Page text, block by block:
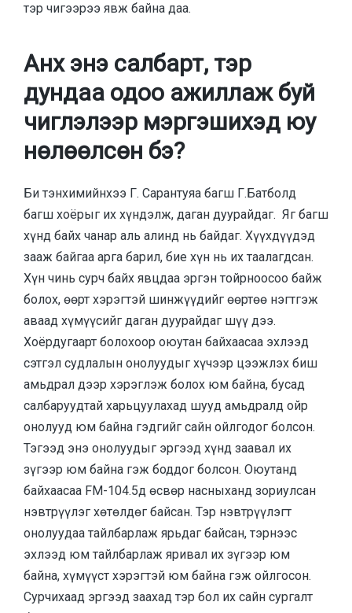
тэр чигээрээ явж байна даа.
Анх энэ салбарт, тэр
дундаа одоо ажиллаж буй
чиглэлээр мэргэшихэд юу
нөлөөлсөн бэ?
Би тэнхимийнхээ Г. Сарантуяа багш Г.Батболд
багш хоёрыг их хүндэлж, даган дуурайдаг. Яг багш
хүнд байх чанар аль алинд нь байдаг. Хүүхдүүдэд
зааж байгаа арга барил, бие хүн нь их таалагдсан.
Хүн чинь сурч байх явцдаа эргэн тойрноосоо байж
болох, өөрт хэрэгтэй шинжүүдийг өөртөө нэгтгэж
аваад хүмүүсийг даган дуурайдаг шүү дээ.
Хоёрдугаарт болохоор оюутан байхаасаа эхлээд
сэтгэл судлалын онолуудыг хүчээр цээжлэх биш
амьдрал дээр хэрэглэж болох юм байна, бусад
салбаруудтай харьцуулахад шууд амьдралд ойр
онолууд юм байна гэдгийг сайн ойлгодог болсон.
Тэгээд энэ онолуудыг эргээд хүнд заавал их
зүгээр юм байна гэж боддог болсон. Оюутанд
байхаасаа FM-104.5д өсвөр насныханд зориулсан
нэвтрүүлэг хөтөлдөг байсан. Тэр нэвтрүүлэгт
онолуудаа тайлбарлаж ярьдаг байсан, тэрнээс
эхлээд юм тайлбарлаж яривал их зүгээр юм
байна, хүмүүст хэрэгтэй юм байна гэж ойлгосон.
Сурчихаад эргээд заахад тэр бол их сайн сургалт